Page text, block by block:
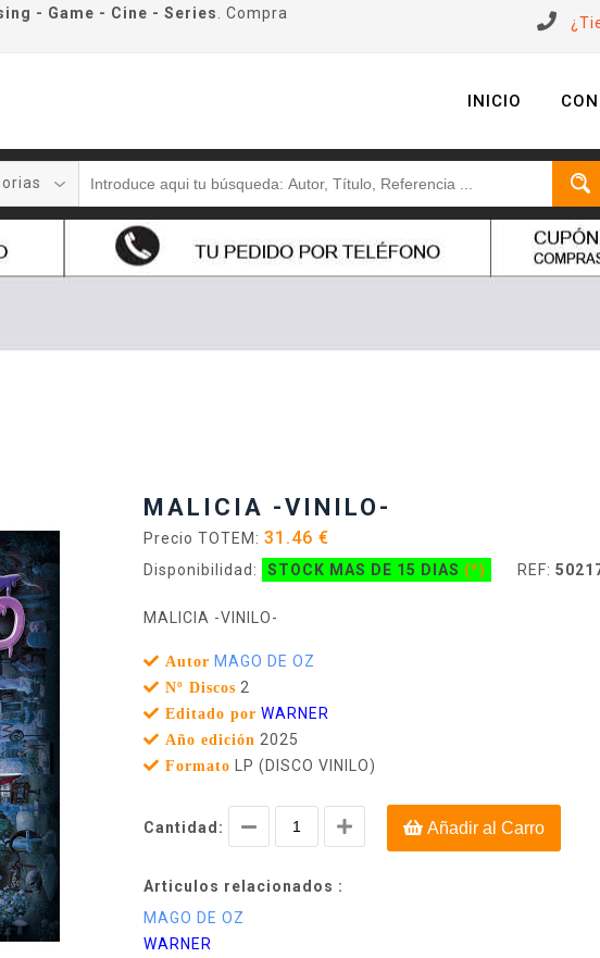
- Game - Cine - Series
. Compra
INICIO
MI
MALICIA -VINILO-
Precio TOTEM: 31.46 €
Disponibilidad: STOCK MAS DE 15 DIAS (*) REF:
MALICIA -VINILO-
Autor MAGO DE OZ
Nº Discos 2
Editado por WARNER
Año edición 2025
Formato LP (DISCO VINILO)
Cantidad: Añadir al Carro
Articulos relacionados :
MAGO DE OZ
WARNER